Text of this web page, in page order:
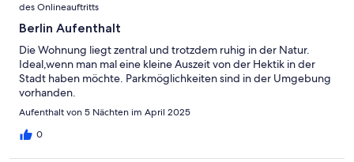
des Onlineauftritts
Berlin Aufenthalt
Die Wohnung liegt zentral und trotzdem ruhig in der Natur.
Ideal,wenn man mal eine kleine Auszeit von der Hektik in der
Stadt haben möchte. Parkmöglichkeiten sind in der Umgebung
vorhanden.
Aufenthalt von 5 Nächten im April 2025
0